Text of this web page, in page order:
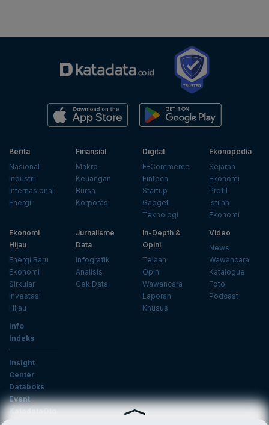
Berita
Nasional
Industri
Internasional
Energi
Finansial
Makro
Keuangan
Bursa
Korporasi
Digital
E-Commerce
Fintech
Startup
Gadget
Teknologi
Ekonopedia
Sejarah
Ekonomi
Profil
Istilah
Ekonomi
Ekonomi
Hijau
Energi Baru
Ekonomi
Sirkular
Investasi
Hijau
Jurnalisme
Data
Infografik
Analisis
Cek Data
In-Depth &
Opini
Telaah
Opini
Wawancara
Laporan
Khusus
Video
News
Wawancara
Katalogue
Foto
Podcast
Info
Indeks
Insight
Center
Databoks
Event
KatadataOto